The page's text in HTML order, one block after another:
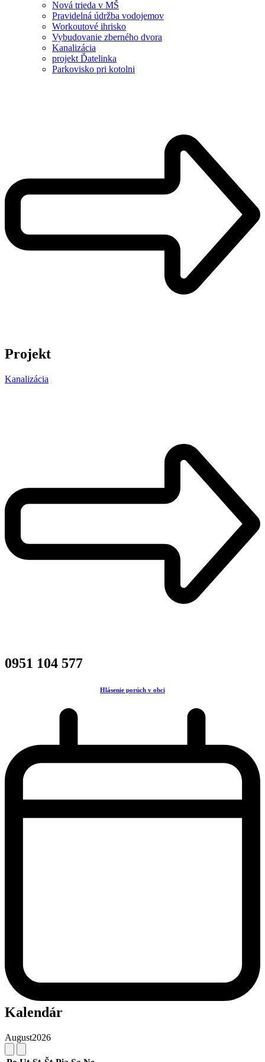
Nová trieda v MŠ
Pravidelná údržba vodojemov
Workoutové ihrisko
Vybudovanie zberného dvora
Kanalizácia
projekt Ďatelinka
Parkovisko pri kotolni
Projekt
Kanalizácia
0951 104 577
Hlásenie porúch v obci
Kalendár
August2026